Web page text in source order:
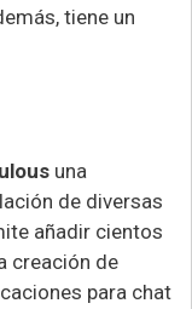
tiene un
una
de diversas
añadir cientos
creación de
para chat